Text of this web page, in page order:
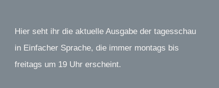
Hier seht ihr die aktuelle Ausgabe der tagesschau
in Einfacher Sprache, die immer montags bis
freitags um 19 Uhr erscheint.